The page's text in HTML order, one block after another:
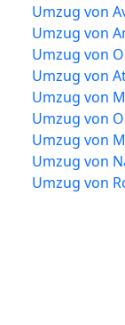
Umzug von
Umzug von
Umzug von
Umzug von
Umzug von
Umzug von
Umzug von
Umzug von
Umzug von